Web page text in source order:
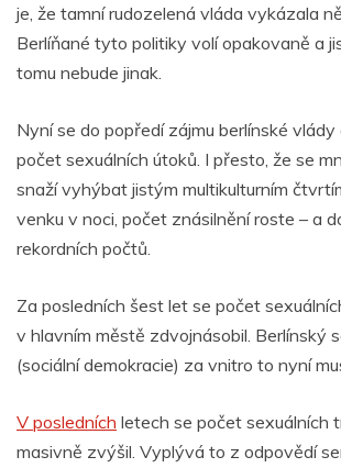
je, že tamní rudozelená vláda vykázala
Berlíňané tyto politiky volí opakovaně a
tomu nebude jinak.
Nyní se do popředí zájmu berlínské
počet sexuálních útoků. I přesto, že se
snaží vyhýbat jistým multikulturním
venku v noci, počet znásilnění roste – a
rekordních počtů.
Za posledních šest let se počet
v hlavním městě zdvojnásobil. Berlínský
(sociální demokracie) za vnitro to nyní
V posledních letech se počet sexuálních
masivně zvýšil. Vyplývá to z odpovědí